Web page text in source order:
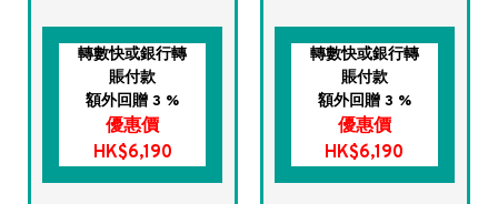
轉數快或銀行轉
賬付款
額外回贈 3 %
優惠價
HK$6,190
轉數快或銀行轉
賬付款
額外回贈 3 %
優惠價
HK$6,190